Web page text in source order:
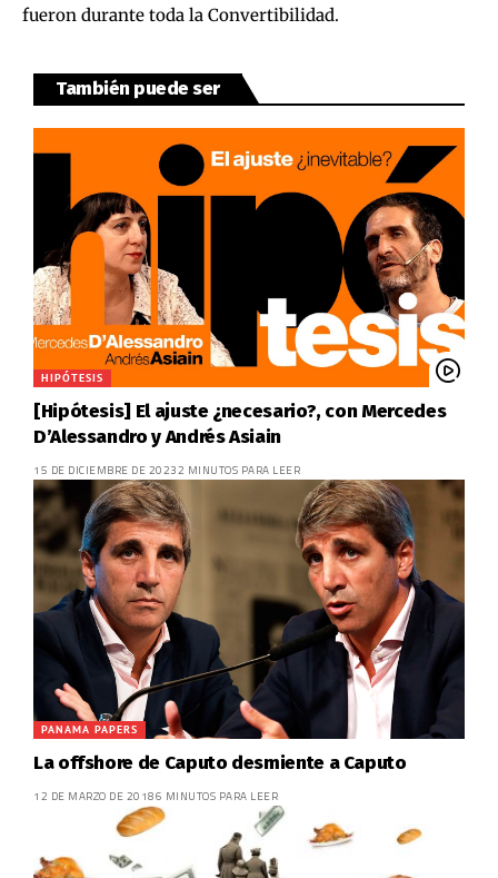
fueron durante toda la Convertibilidad.
También puede ser
HIPÓTESIS
[Hipótesis] El ajuste ¿necesario?, con Mercedes
D’Alessandro y Andrés Asiain
15 DE DICIEMBRE DE 20232 MINUTOS PARA LEER
PANAMA PAPERS
La offshore de Caputo desmiente a Caputo
12 DE MARZO DE 20186 MINUTOS PARA LEER